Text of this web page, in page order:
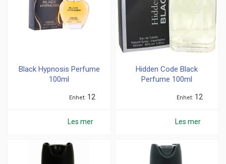
Black Hypnosis Perfume
100ml
Enhet 12
Les mer
Hidden Code Black
Perfume 100ml
Enhet 12
Les mer